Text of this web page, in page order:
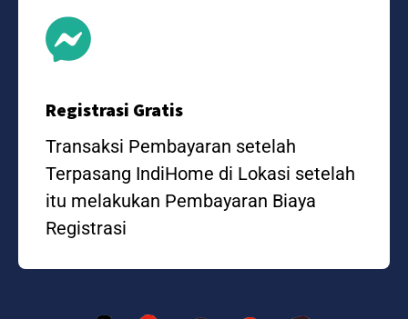
Registrasi Gratis
Transaksi Pembayaran setelah
Terpasang IndiHome di Lokasi setelah
itu melakukan Pembayaran Biaya
Registrasi